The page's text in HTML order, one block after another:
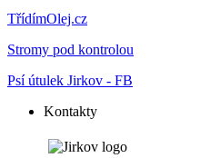
TřídímOlej.cz
Stromy pod kontrolou
Psí útulek Jirkov - FB
Kontakty